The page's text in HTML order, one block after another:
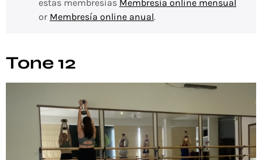
estas membresías Membresía online mensual
or Membresía online anual.
Tone 12